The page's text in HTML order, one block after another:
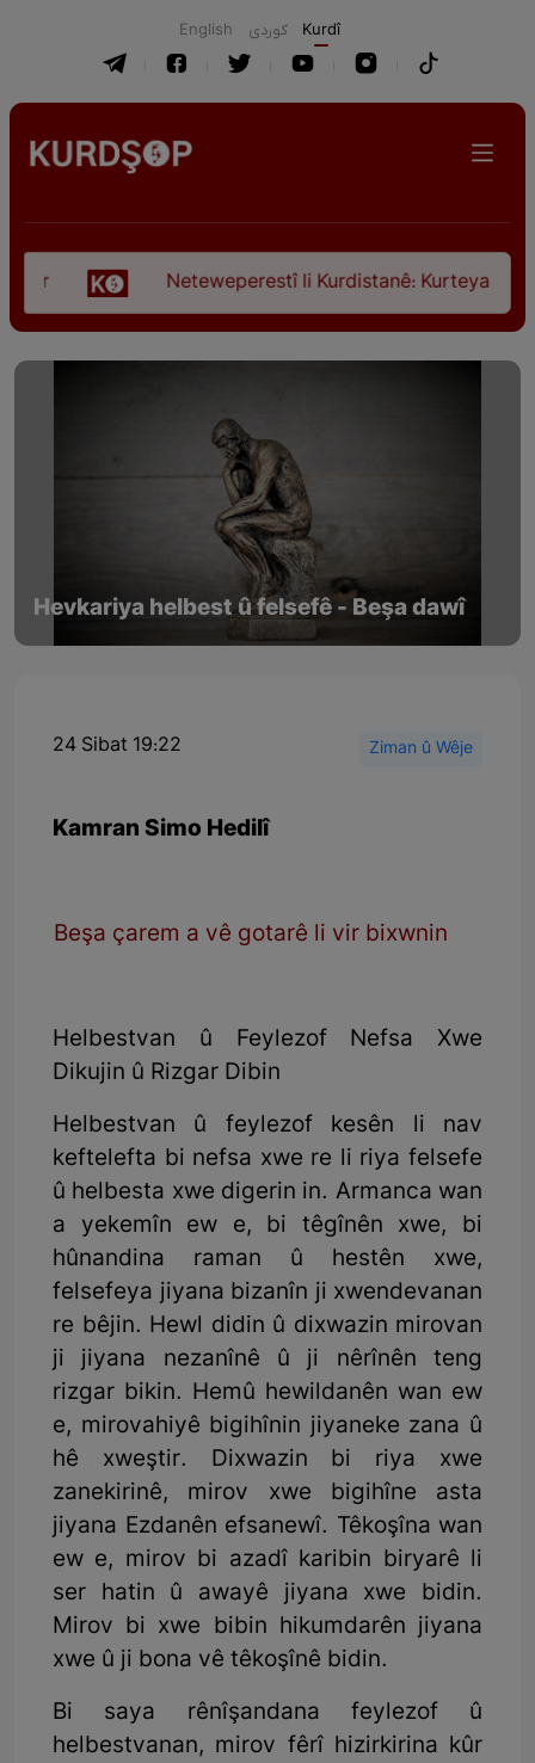
English كوردی Kurdî
Neteweperestî li Kurdistanê: Kurteya
Hevkariya helbest û felsefê - Beşa dawî
24 Sibat 19:22 Ziman û Wêje
Kamran Simo Hedilî
Beşa çarem a vê gotarê li vir bixwnin
Helbestvan û Feylezof Nefsa Xwe
Dikujin û Rizgar Dibin
Helbestvan û feylezof kesên li nav
keftelefta bi nefsa xwe re li riya felsefe
û helbesta xwe digerin in. Armanca wan
a yekemîn ew e, bi têgînên xwe, bi
hûnandina raman û hestên xwe,
felsefeya jiyana bizanîn ji xwendevanan
re bêjin. Hewl didin û dixwazin mirovan
ji jiyana nezanînê û ji nêrînên teng
rizgar bikin. Hemû hewildanên wan ew
e, mirovahiyê bigihînin jiyaneke zana û
hê xweştir. Dixwazin bi riya xwe
zanekirinê, mirov xwe bigihîne asta
jiyana Ezdanên efsanewî. Têkoşîna wan
ew e, mirov bi azadî karibin biryarê li
ser hatin û awayê jiyana xwe bidin.
Mirov bi xwe bibin hikumdarên jiyana
xwe û ji bona vê têkoşînê bidin.
Bi saya rênîşandana feylezof û
helbestvanan, mirov fêrî hizirkirina kûr